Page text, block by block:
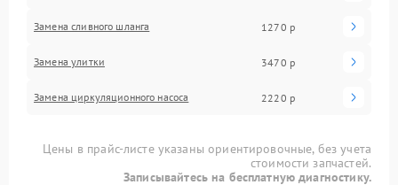
Замена сливного шланга 1270 р
Замена улитки 3470 р
Замена циркуляционного насоса 2220 р
Цены в прайс-листе указаны ориентировочные, без учета
стоимости запчастей.
Записывайтесь на бесплатную диагностику.